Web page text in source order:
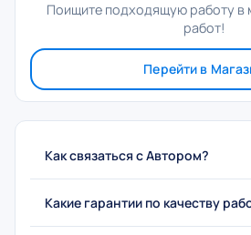
Поищите подходящую работу в
работ!
Перейти в
Как связаться с Автором?
Какие гарантии по качеству